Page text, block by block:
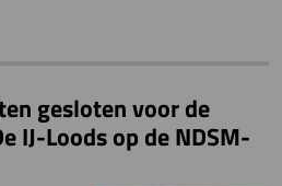
gesloten voor de
IJ-Loods op de NDSM-